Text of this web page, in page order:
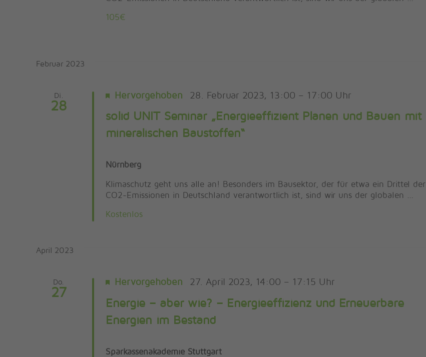
105€
Februar 2023
Di.
28
solid UNIT Seminar „Energieeffizient Planen und Bauen mit
mineralischen Baustoffen“
Hervorgehoben 28. Februar 2023, 13:00 – 17:00
Nürnberg
Klimaschutz geht uns alle an! Besonders im Bausektor, der für etwa ein Drittel der
CO2-Emissionen in Deutschland verantwortlich ist, sind wir uns der globalen …
Kostenlos
April 2023
Do.
27
Energie – aber wie? – Energieeffizienz und Erneuerbare
Energien im Bestand
Hervorgehoben 27. April 2023, 14:00 – 17:15
Sparkassenakademie Stuttgart